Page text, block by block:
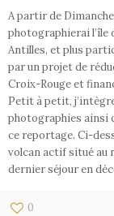
A partir de
photographierai l’île
Antilles, et plus
par un projet de
Croix-Rouge et
Petit à petit,
photographies ainsi
ce reportage. Ci-
volcan actif situé au
dernier séjour en
0